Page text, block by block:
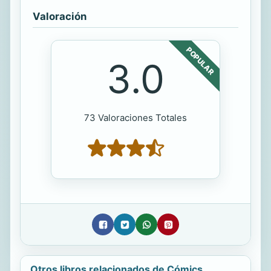
Valoración
POPULAR
3.0
73 Valoraciones Totales